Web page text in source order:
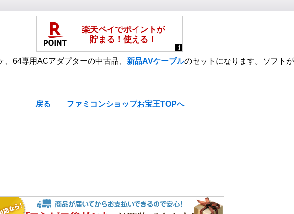
64専用ACアダプターの中古品、 新品AVケーブルのセットになります。ソフト
戻る ファミコンショップお宝王TOPへ